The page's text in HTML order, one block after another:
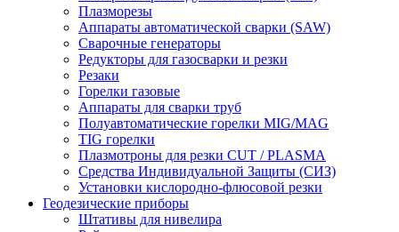
Плазморезы
Аппараты автоматической сварки (SAW)
Сварочные генераторы
Редукторы для газосварки и резки
Резаки
Горелки газовые
Аппараты для сварки труб
Полуавтоматические горелки MIG/MAG
TIG горелки
Плазмотроны для резки CUT / PLASMA
Средства Индивидуальной Защиты (СИЗ)
Установки кислородно-флюсовой резки
Геодезические приборы
Штативы для нивелира